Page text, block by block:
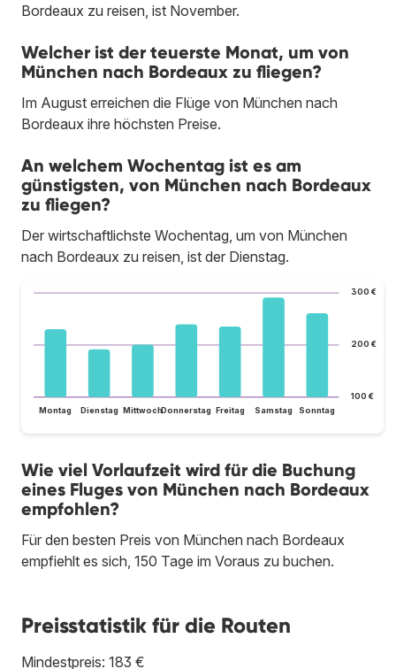
Bordeaux zu reisen, ist November.
Welcher ist der teuerste Monat, um von
München nach Bordeaux zu fliegen?
Im August erreichen die Flüge von München nach
Bordeaux ihre höchsten Preise.
An welchem Wochentag ist es am
günstigsten, von München nach Bordeaux
zu fliegen?
Der wirtschaftlichste Wochentag, um von München
nach Bordeaux zu reisen, ist der Dienstag.
100 €
200 €
300 €
Montag Dienstag MittwochDonnerstag Freitag Samstag Sonntag
Wie viel Vorlaufzeit wird für die Buchung
eines Fluges von München nach Bordeaux
empfohlen?
Für den besten Preis von München nach Bordeaux
empfiehlt es sich, 150 Tage im Voraus zu buchen.
Preisstatistik für die Routen
Mindestpreis: 183 €